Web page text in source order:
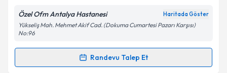
Kişisel verilerimin işlenmesine ilişkinAydınlatma
'ni okudum ve kişisel verilerimin belirtilen
kapsamda işlenmesini kabul ediyorum.
Özel Ofm Antalya Hastanesi Haritada Göster
Yükseliş Mah. Mehmet Akif Cad. (Dokuma Cumartesi Pazarı Karşısı)
No:96
Randevu Talep Et
Randevu Takvimi Talebi